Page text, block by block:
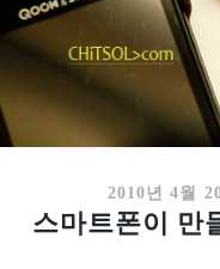
2010년 4월
스마트폰이 만